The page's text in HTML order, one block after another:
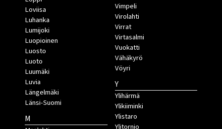
Loviisa
Luhanka
Lumijoki
Luopioinen
Luosto
Luoto
Luumäki
Luvia
Längelmäki
Länsi-Suomi
M
Vimpeli
Virolahti
Virrat
Virtasalmi
Vuokatti
Vähäkyrö
Vöyri
Y
Ylihärmä
Ylikiiminki
Ylistaro
Ylitornio